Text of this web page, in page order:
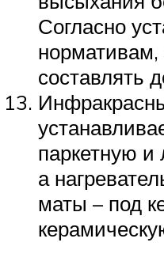
Согласно
нормативам,
составлять
паркетную и
а
маты – под